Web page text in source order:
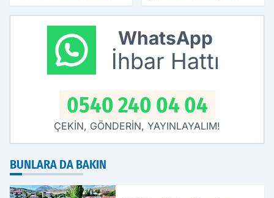
Ödeneceği Tarih
Netleşti
ziyaret
WhatsApp
İhbar Hattı
0540 240 04 04
ÇEKİN, GÖNDERİN, YAYINLAYALIM!
BUNLARA DA BAKIN